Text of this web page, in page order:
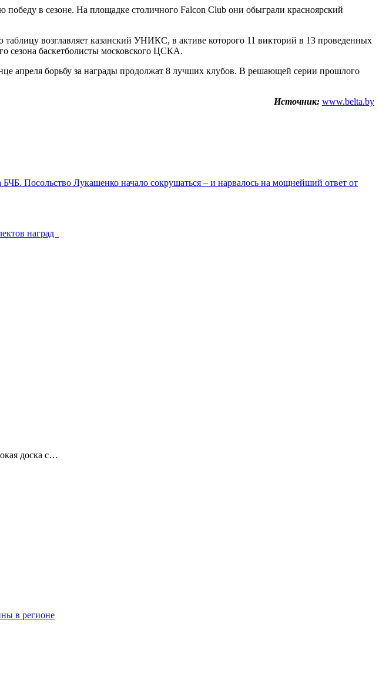
в сезоне. На площадке столичного Falcon Сlub они обыграли красноярский
возглавляет казанский УНИКС, в активе которого 11 викторий в 13 проведенных
сезона баскетболисты московского ЦСКА.
апреля борьбу за награды продолжат 8 лучших клубов. В решающей серии прошлого
Источник: www.belta.by
Посольство Лукашенко начало сокрушаться – и нарвалось на мощнейший ответ от
наград
доска с…
в регионе